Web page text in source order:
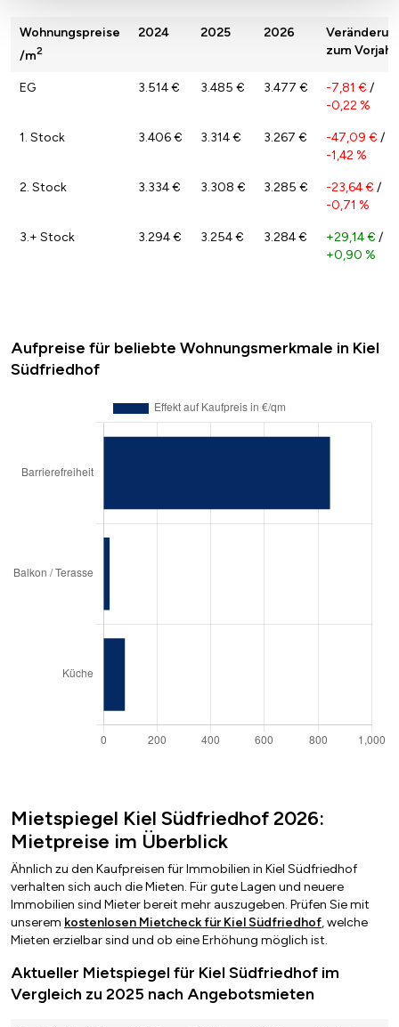
Wohnungspreise
/m2
2024 2025 2026
zum Vorjahr
EG 3.514 € 3.485 € 3.477 € -7,81 € /
-0,22 %
1. Stock 3.406 € 3.314 € 3.267 € -47,09 € /
-1,42 %
2. Stock 3.334 € 3.308 € 3.285 € -23,64 € /
-0,71 %
3.+ Stock 3.294 € 3.254 € 3.284 € +29,14 € /
+0,90 %
Aufpreise für beliebte Wohnungsmerkmale in Kiel
Südfriedhof
Mietspiegel Kiel Südfriedhof 2026:
Mietpreise im Überblick
Ähnlich zu den Kaufpreisen für Immobilien in Kiel Südfriedhof
verhalten sich auch die Mieten. Für gute Lagen und neuere
Immobilien sind Mieter bereit mehr auszugeben. Prüfen Sie mit
unserem kostenlosen Mietcheck für Kiel Südfriedhof, welche
Mieten erzielbar sind und ob eine Erhöhung möglich ist.
Aktueller Mietspiegel für Kiel Südfriedhof im
Vergleich zu 2025 nach Angebotsmieten